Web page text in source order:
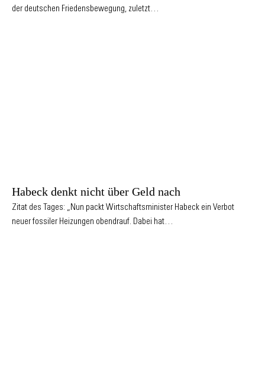
der deutschen Friedensbewegung, zuletzt…
Habeck denkt nicht über Geld nach
Zitat des Tages: „Nun packt Wirtschaftsminister Habeck ein Verbot
neuer fossiler Heizungen obendrauf. Dabei hat…